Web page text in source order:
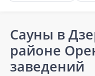
Сауны в
районе
заведений